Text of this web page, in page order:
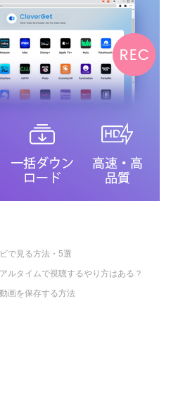
で見る方法・5選
ルタイムで視聴するやり方はある？
画を保存する方法